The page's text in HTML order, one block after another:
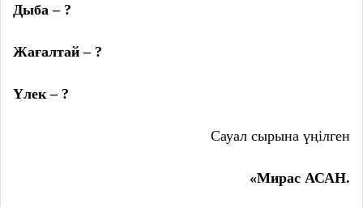
Дыба – ?
Жағалтай – ?
Үлек – ?
Сауал сырына үңілген
«Мирас АСАН.